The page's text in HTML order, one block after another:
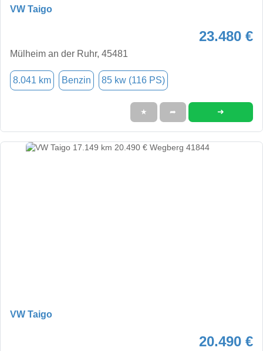
VW Taigo
23.480 €
Mülheim an der Ruhr, 45481
8.041 km Benzin 85 kw (116 PS)
★ ➦ ➜
VW Taigo
20.490 €